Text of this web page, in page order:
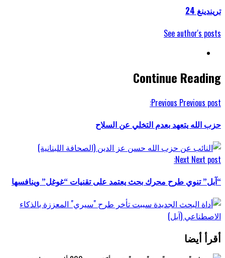
تريندينغ 24
See author's posts
Continue Reading
Previous Previous post:
حزب الله يتعهد بعدم التخلي عن السلاح
Next Next post:
“آبل” تنوي طرح محرك بحث يعتمد على تقنيات “غوغل” وينافسها
أقرأ أيضا